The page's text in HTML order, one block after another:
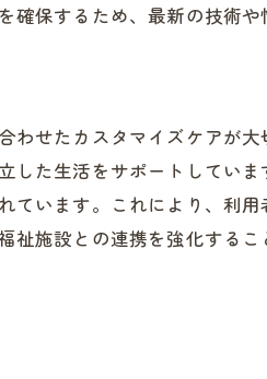
の生活を豊かにする移動支援
援の社会的役割と影響
支える移動支援の取り組み
介護サービス地域と共に築く
共に歩む居宅介護の発展
保するため、最新の技術
わせたカスタマイズケアが
した生活をサポートしてい
ています。これにより、利
祉施設との連携を強化する